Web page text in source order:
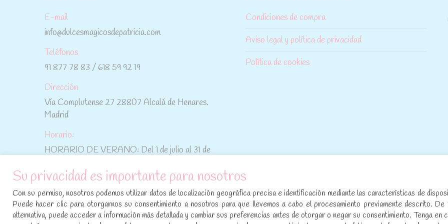
E-mail
info@dulcesmagicosdepatricia.com
Teléfonos
91 877 78 83 / 618 59 92 19
Dirección
Vía Complutense 27 28807 Alcalá de Henares.
Madrid
Horario:
HORARIO DE VERANO: Del 1 de julio al 31 de
Condiciones de compra
Aviso legal y política de privacidad
Política de cookies
No te pierdas las promociones y novedades,
suscríbete a nuestra newsletter:
[sibwp_form id=1]
Su privacidad es importante para nosotros
Con su permiso, nosotros podemos utilizar datos de localización geográfica precisa e identificación mediante las características de
Puede hacer clic para otorgarnos su consentimiento a nosotros para que llevemos a cabo el procesamiento previamente descrito. De
alternativa, puede acceder a información más detallada y cambiar sus preferencias antes de otorgar o negar su consentimiento. Tenga en